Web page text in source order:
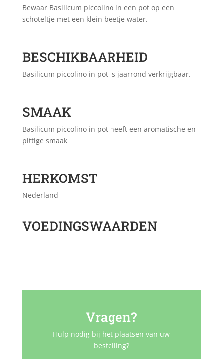
Bewaar Basilicum piccolino in een pot op een
schoteltje met een klein beetje water.
BESCHIKBAARHEID
Basilicum piccolino in pot is jaarrond verkrijgbaar.
SMAAK
Basilicum piccolino in pot heeft een aromatische en
pittige smaak
HERKOMST
Nederland
VOEDINGSWAARDEN
Vragen?
Hulp nodig bij het plaatsen van uw
bestelling?